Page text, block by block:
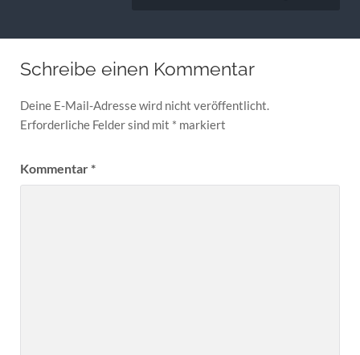
Schreibe einen Kommentar
Deine E-Mail-Adresse wird nicht veröffentlicht.
Erforderliche Felder sind mit * markiert
Kommentar*